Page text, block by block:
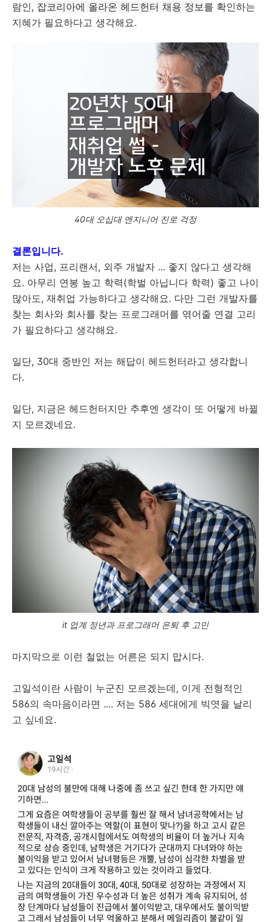
람인, 잡코리아에 올라온 헤드헌터 채용 정보를 확인하는
지혜가 필요하다고 생각해요.
40대 오십대 엔지니어 진로 걱정
결론입니다.
저는 사업, 프리랜서, 외주 개발자 ... 좋지 않다고 생각해
요. 아무리 연봉 높고 학력(학벌 아닙니다 학력) 좋고 나이
많아도, 재취업 가능하다고 생각해요. 다만 그런 개발자를
찾는 회사와 회사를 찾는 프로그래머를 엮어줄 연결 고리
가 필요하다고 생각해요.
일단, 30대 중반인 저는 해답이 헤드헌터라고 생각합니
다.
일단, 지금은 헤드헌터지만 추후엔 생각이 또 어떻게 바뀔
지 모르겠네요.
it 업계 정년과 프로그래머 은퇴 후 고민
마지막으로 이런 철없는 어른은 되지 맙시다.
고일석이란 사람이 누군진 모르겠는데, 이게 전형적인
586의 속마음이라면 .... 저는 586 세대에게 빅엿을 날리
고 싶네요.